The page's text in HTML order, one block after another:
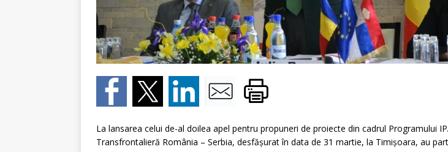
La lansarea celui de-al doilea apel pentru propuneri de proiecte din cadrul Programului
Transfrontalieră România – Serbia, desfăşurat în data de 31 martie, la Timişoara, au